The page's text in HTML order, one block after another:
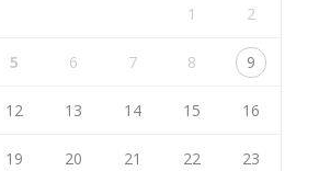
1 2
5 6 7 8 9
12 13 14 15 16
19 20 21 22 23